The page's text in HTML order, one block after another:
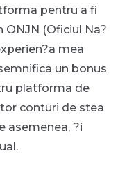
pentru a fi
(Oficiul Na?
mea
un bonus
platforma de
conturi de stea
asemenea, ?i